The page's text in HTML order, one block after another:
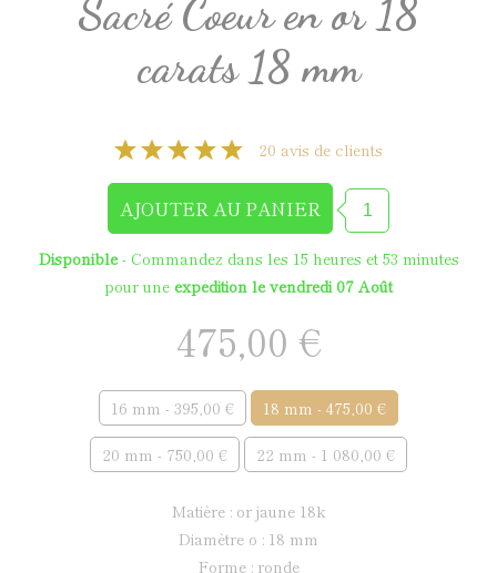
Sacré Coeur en or 18
carats 18 mm
20 avis de clients
Disponible- Commandez dans les 15 heures et 53 minutes
pour une expédition le vendredi 07 Août
475,00 €
16 mm - 395,00 € 18 mm - 475,00 €
20 mm - 750,00 € 22 mm - 1 080,00 €
matière : or jaune 18k
diamètre ø : 18 mm
forme : ronde